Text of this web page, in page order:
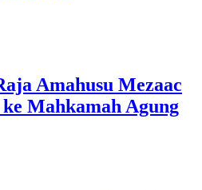
Amahusu Mezaac
Mahkamah Agung